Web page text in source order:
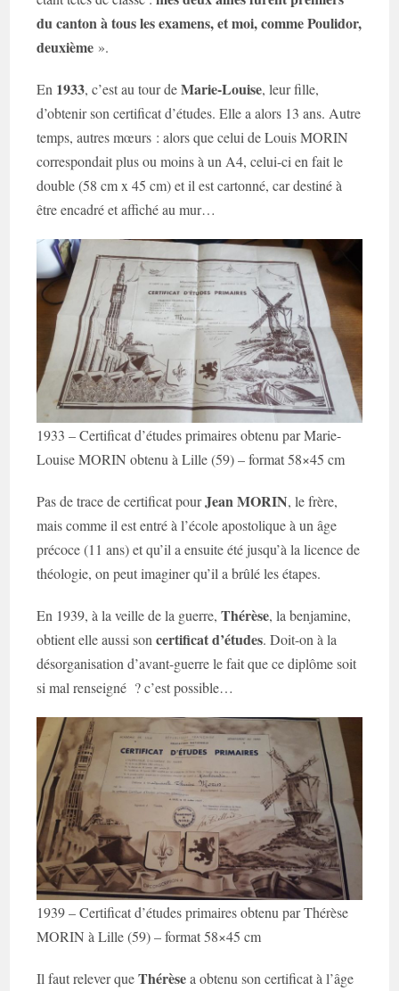
du canton à tous les examens, et moi, comme Poulidor,
deuxième ».
En 1933, c’est au tour deMarie-Louise, leur fille,
d’obtenir son certificat d’études. Elle a alors 13 ans. Autre
temps, autres mœurs : alors que celui de Louis MORIN
correspondait plus ou moins à un A4, celui-ci en fait le
double (58 cm x 45 cm) et il est cartonné, car destiné à
être encadré et affiché au mur…
1933 – Certificat d’études primaires obtenu par Marie-
Louise MORIN obtenu à Lille (59) – format 58×45 cm
Pas de trace de certificat pourJean MORIN, le frère,
mais comme il est entré à l’école apostolique à un âge
précoce (11 ans) et qu’il a ensuite été jusqu’à la licence de
théologie, on peut imaginer qu’il a brûlé les étapes.
En 1939, à la veille de la guerre,Thérèse, la benjamine,
obtient elle aussi soncertificat d’études. Doit-on à la
désorganisation d’avant-guerre le fait que ce diplôme soit
si mal renseigné ? c’est possible…
1939 – Certificat d’études primaires obtenu par Thérèse
MORIN à Lille (59) – format 58×45 cm
Il faut relever queThérèsea obtenu son certificat à l’âge